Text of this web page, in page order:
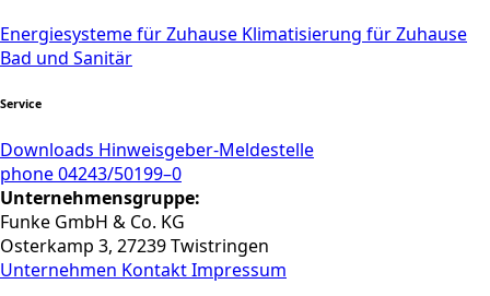
Energiesysteme für Zuhause Klimatisierung für Zuhause
Bad und Sanitär
Service
Downloads Hinweisgeber-Meldestelle
phone 04243/50199–0
Unternehmensgruppe:
Funke GmbH & Co. KG
Osterkamp 3, 27239 Twistringen
Unternehmen KontaktImpressum